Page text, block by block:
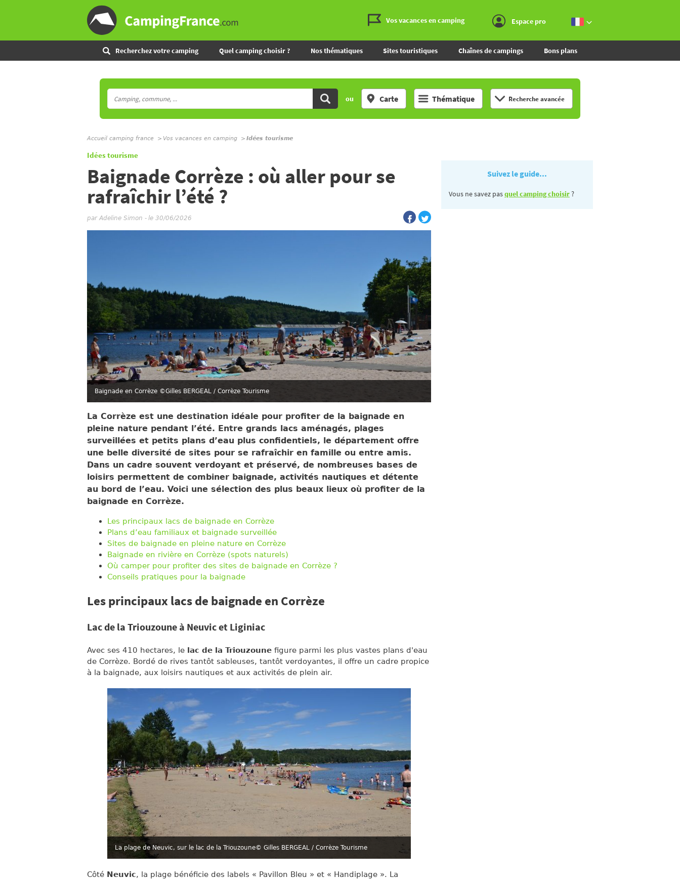
Vos vacances en camping Espace pro
Recherchez votre camping Quel camping choisir ? Nos thématiques Sites touristiques Chaînes de campings Bons plans
ou Carte Thématique Recherche avancée
Accueil camping france Vos vacances en camping Idées tourisme
Idées tourisme
Baignade Corrèze : où aller pour se
rafraîchir l’été ?
parAdeline Simon - le 30/06/2026
Baignade en Corrèze ©Gilles BERGEAL / Corrèze Tourisme
La Corrèze est une destination idéale pour profiter de la baignade en
pleine nature pendant l’été. Entre grands lacs aménagés, plages
surveillées et petits plans d’eau plus confidentiels, le département offre
une belle diversité de sites pour se rafraîchir en famille ou entre amis.
Dans un cadre souvent verdoyant et préservé, de nombreuses bases de
loisirs permettent de combiner baignade, activités nautiques et détente
au bord de l’eau. Voici une sélection des plus beaux lieux où profiter de la
baignade en Corrèze.
Les principaux lacs de baignade en Corrèze
Plans d’eau familiaux et baignade surveillée
Sites de baignade en pleine nature en Corrèze
Baignade en rivière en Corrèze (spots naturels)
Où camper pour profiter des sites de baignade en Corrèze ?
Conseils pratiques pour la baignade
Les principaux lacs de baignade en Corrèze
Lac de la Triouzoune à Neuvic et Liginiac
Avec ses 410 hectares, le lac de la Triouzoune figure parmi les plus vastes plans d'eau
de Corrèze. Bordé de rives tantôt sableuses, tantôt verdoyantes, il offre un cadre propice
à la baignade, aux loisirs nautiques et aux activités de plein air.
La plage de Neuvic, sur le lac de la Triouzoune© Gilles BERGEAL / Corrèze Tourisme
Côté Neuvic, la plage bénéficie des labels « Pavillon Bleu » et « Handiplage ». La
Suivez le guide...
Vous ne savez pasquel camping choisir?